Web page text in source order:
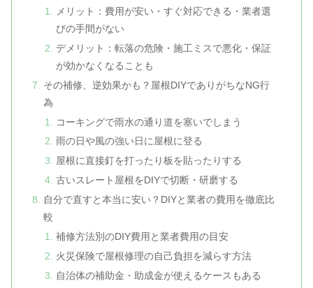
メリット：費用が安い・すぐ対応できる・業者選
びの手間がない
デメリット：転落の危険・施工ミスで悪化・保証
が効かなくなることも
その補修、逆効果かも？屋根DIYでありがちなNG行
為
コーキングで雨水の通り道を塞いでしまう
雨の日や風の強い日に屋根に登る
屋根に直接釘を打ったり板を貼ったりする
古いスレート屋根をDIYで切断・研磨する
自分で直すと本当に安い？DIYと業者の費用を徹底比
較
補修方法別のDIY費用と業者費用の目安
火災保険で屋根修理の自己負担を減らす方法
自治体の補助金・助成金が使えるケースもある